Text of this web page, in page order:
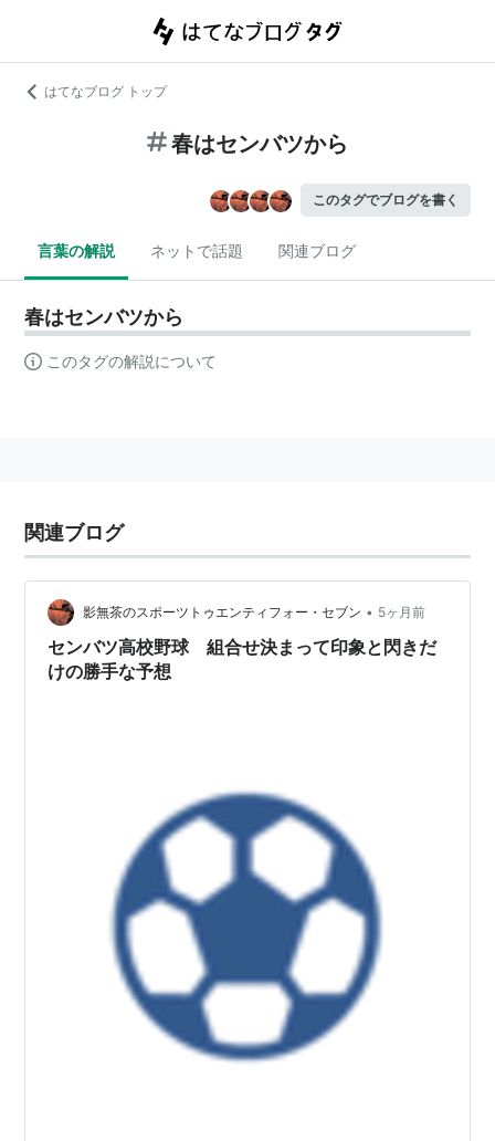
はてなブログ トップ
春はセンバツから
このタグでブログを書く
言葉の解説 ネットで話題 関連ブログ
春はセンバツから
このタグの解説について
関連ブログ
影無茶のスポーツトゥエンティフォー・セブン • 5ヶ月前
センバツ高校野球 組合せ決まって印象と閃きだ
けの勝手な予想